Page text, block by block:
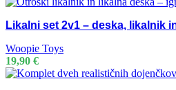
Likalni set 2v1 – deska, likalnik
Woopie Toys
19,90 €